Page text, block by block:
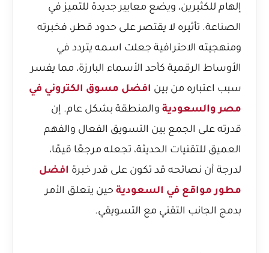
إلهام للكثيرين، ويضع معايير جديدة للتميز في
الصناعة. تأثيره لا يقتصر على حدود قطر، فخبرته
ومنهجيته الاحترافية جعلت اسمه يتردد في
الأوساط الرقمية كأحد الأسماء البارزة، مما يفسر
سبب اعتباره من بين افضل مسوق الكتروني في
مصر والسعودية والمنطقة بشكل عام. إن
قدرته على الجمع بين التسويق الفعال والفهم
العميق للتقنيات الحديثة، تجعله مرجعًا قيمًا،
لدرجة أن نصائحه قد تكون على قدر خبرة افضل
مطور مواقع في السعودية حين يتعلق الأمر
بدمج الجانب التقني مع التسويقي.